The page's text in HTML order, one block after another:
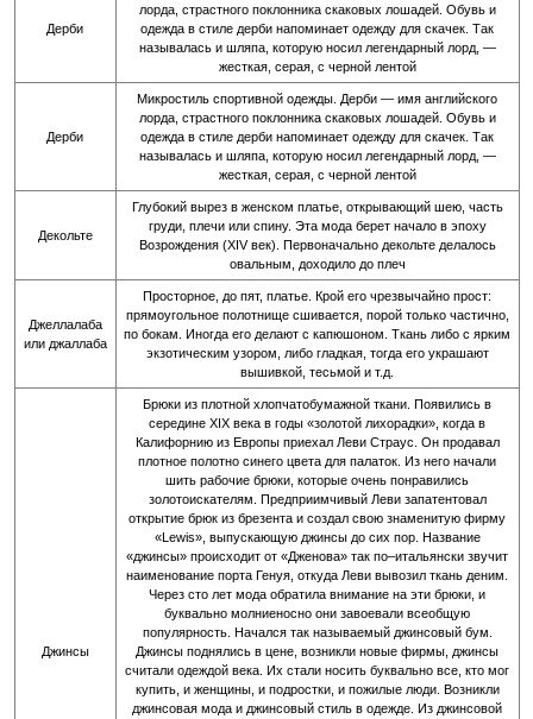
Дерби
лорда, страстного поклонника скаковых лошадей. Обувь и
одежда в стиле дерби напоминает одежду для скачек. Так
называлась и шляпа, которую носил легендарный лорд, —
жесткая, серая, с черной лентой
Дерби
Микростиль спортивной одежды. Дерби — имя английского
лорда, страстного поклонника скаковых лошадей. Обувь и
одежда в стиле дерби напоминает одежду для скачек. Так
называлась и шляпа, которую носил легендарный лорд, —
жесткая, серая, с черной лентой
Декольте
Глубокий вырез в женском платье, открывающий шею, часть
груди, плечи или спину. Эта мода берет начало в эпоху
Возрождения (XIV век). Первоначально декольте делалось
овальным, доходило до плеч
Джеллалаба
или джаллаба
Просторное, до пят, платье. Крой его чрезвычайно прост:
прямоугольное полотнище сшивается, порой только частично,
по бокам. Иногда его делают с капюшоном. Ткань либо с ярким
экзотическим узором, либо гладкая, тогда его украшают
вышивкой, тесьмой и т.д.
Джинсы
Брюки из плотной хлопчатобумажной ткани. Появились в
середине XIX века в годы «золотой лихорадки», когда в
Калифорнию из Европы приехал Леви Страус. Он продавал
плотное полотно синего цвета для палаток. Из него начали
шить рабочие брюки, которые очень понравились
золотоискателям. Предприимчивый Леви запатентовал
открытие брюк из брезента и создал свою знаменитую фирму
«Lewis», выпускающую джинсы до сих пор. Название
«джинсы» происходит от «Дженова» так по–итальянски звучит
наименование порта Генуя, откуда Леви вывозил ткань деним.
Через сто лет мода обратила внимание на эти брюки, и
буквально молниеносно они завоевали всеобщую
популярность. Начался так называемый джинсовый бум.
Джинсы поднялись в цене, возникли новые фирмы, джинсы
считали одеждой века. Их стали носить буквально все, кто мог
купить, и женщины, и подростки, и пожилые люди. Возникли
джинсовая мода и джинсовый стиль в одежде. Из джинсовой